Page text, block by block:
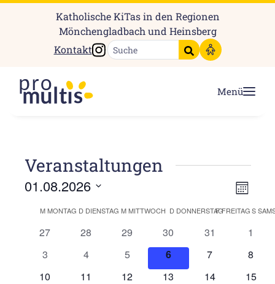
Katholische KiTas in den Regionen
Mönchengladbach und Heinsberg
Kontakt
Instagram
Suche starten
Menü
Veranstaltungen
Monat
01.08.2026
Kalender
von
Veranstaltungen
MMONTAG D DIENSTAG MMITTWOCH D DONNERSTAG
FFREITAGS
0
27
0
Veranstaltungen
28
0
Veranstaltungen
29
0
Veranstaltungen
30
0
31
0
1
0
3
0
Veranstaltungen
4
0
Veranstaltungen
5
0
Veranstaltungen
6
0
7
0
8
0
10
0
11
0
12
0
13
0
14
0
15